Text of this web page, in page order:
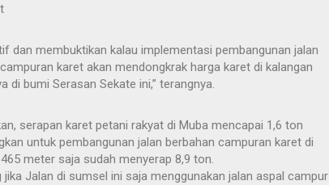
dan membuktikan kalau implementasi pembangunan jalan
karet akan mendongkrak harga karet di kalangan
di bumi Serasan Sekate ini,” terangnya.
serapan karet petani rakyat di Muba mencapai 1,6 ton
untuk pembangunan jalan berbahan campuran karet di
meter saja sudah menyerap 8,9 ton.
jika Jalan di sumsel ini saja menggunakan jalan aspal campur